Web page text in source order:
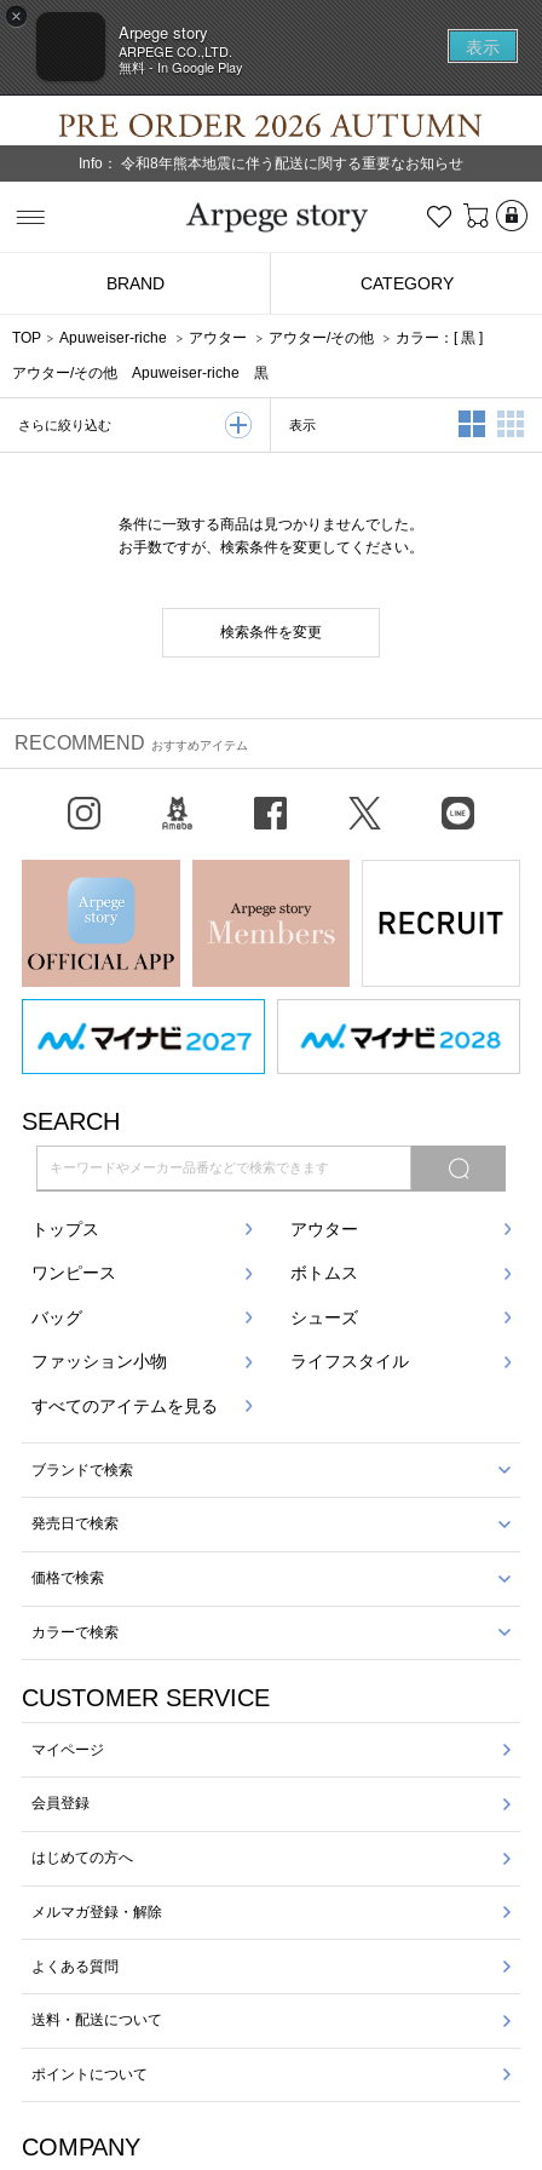
×
Arpege story
ARPEGE CO.,LTD.
無料 - In Google Play
表示
Info： 令和8年熊本地震に伴う配送に関する重要なお知らせ
お気に入り
BRAND CATEGORY
TOP Apuweiser-riche アウター アウター/その他 カラー：[黒 ]
アウター/その他 Apuweiser-riche 黒
さらに絞り込む 表示 2列表示
条件に一致する商品は見つかりませんでした。
お手数ですが、検索条件を変更してください。
検索条件を変更
RECOMMEND おすすめアイテム
X（旧Twitter） LINE
SEARCH
トップス アウター
ワンピース ボトムス
バッグ シューズ
ファッション小物 ライフスタイル
すべてのアイテムを見る
ブランドで検索
発売日で検索
価格で検索
カラーで検索
CUSTOMER SERVICE
マイページ
会員登録
はじめての方へ
メルマガ登録・解除
よくある質問
送料・配送について
ポイントについて
COMPANY